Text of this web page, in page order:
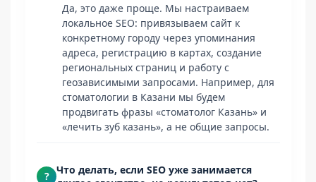
Да, это даже проще. Мы настраиваем
локальное SEO: привязываем сайт к
конкретному городу через упоминания
адреса, регистрацию в картах, создание
региональных страниц и работу с
геозависимыми запросами. Например, для
стоматологии в Казани мы будем
продвигать фразы «стоматолог Казань» и
«лечить зуб казань», а не общие запросы.
? Что делать, если SEO уже занимается